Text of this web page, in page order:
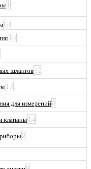
1
64
14
шлангов 12
12
для измерений8
клапаны 14
2